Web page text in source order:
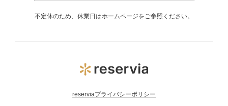
不定休のため、休業日はホームページをご参照ください。
reserviaプライバシーポリシー